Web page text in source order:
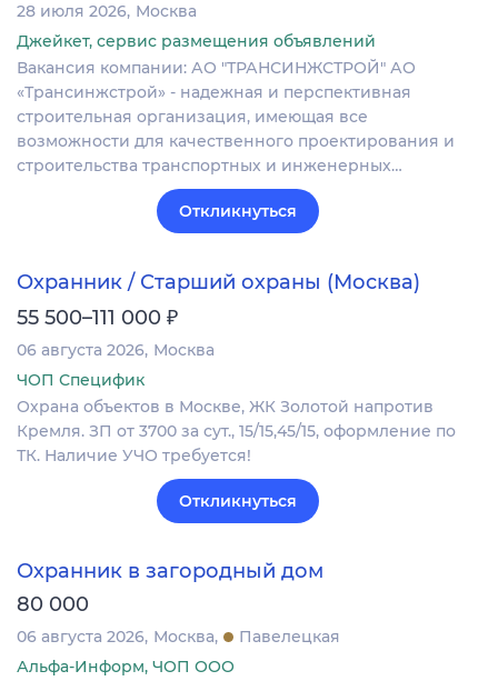
28 июля 2026 Москва
Джейкет, сервис размещения объявлений
Вакансия компании: АО "ТРАНСИНЖСТРОЙ" АО
«Трансинжстрой» - надежная и перспективная
строительная организация, имеющая все
возможности для качественного проектирования и
строительства транспортных и инженерных…
Откликнуться
Охранник / Старший охраны (Москва)
55 500–111 000 ₽
06 августа 2026 Москва
ЧОП Специфик
Охрана объектов в Москве, ЖК Золотой напротив
Кремля. ЗП от 3700 за сут., 15/15,45/15, оформление по
ТК. Наличие УЧО требуется!
Откликнуться
Охранник в загородный дом
80 000
06 августа 2026 Москва
Павелецкая
Альфа-Информ, ЧОП ООО